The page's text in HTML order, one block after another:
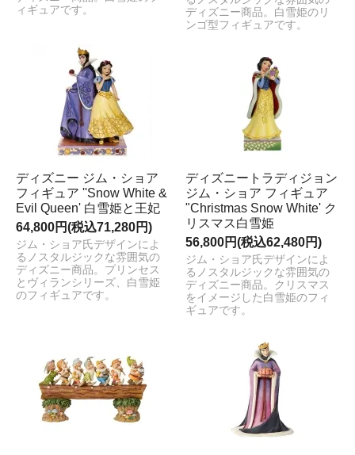
ィギュアです。
ディズニー商品。白雪姫のリ
ンゴ型フィギュアです。
ディズニー ジム・ショア
フィギュア ''Snow White &
Evil Queen' 白雪姫と王妃
64,800円(税込71,280円)
ジム・ショア氏デザインによ
るノスタルジックな雰囲気の
ディズニー商品。プリンセス
とヴィランシリーズ、白雪姫
のフィギュアです。
ディズニートラディジョン
ジム・ショア フィギュア
"Christmas Snow White' ク
リスマス白雪姫
56,800円(税込62,480円)
ジム・ショア氏デザインによ
るノスタルジックな雰囲気の
ディズニー商品。クリスマス
をイメージした白雪姫のフィ
ギュアです。